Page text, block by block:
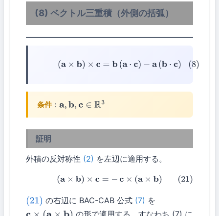
(8) ベクトル三重積（外側の括弧）
(8) (a ×b )× c= b(a ⋅c)− a(b⋅c )
条件：a,b,c∈R3
証明
外積の反対称性 (2) を左辺に適用する。
(21) (a ×b )×c =−c ×(a ×b )
(21) の右辺に BAC-CAB 公式 (7) を